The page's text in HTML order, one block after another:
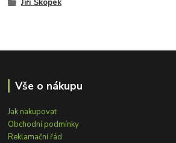
Jiří Škopek
Vše o nákupu
Jak nakupovat
Obchodní podmínky
Reklamační řád